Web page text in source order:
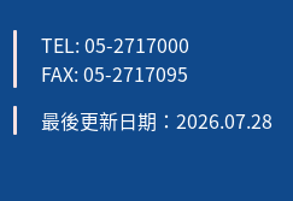
TEL: 05-2717000
FAX: 05-2717095
最後更新日期：2026.07.28